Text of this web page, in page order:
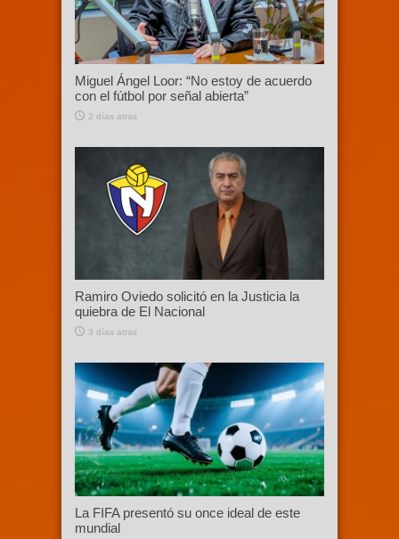
Miguel Ángel Loor: “No estoy de acuerdo
con el fútbol por señal abierta”
2 días atras
Ramiro Oviedo solicitó en la Justicia la
quiebra de El Nacional
3 días atras
La FIFA presentó su once ideal de este
mundial